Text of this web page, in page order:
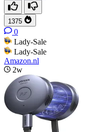
1375
0
Lady-Sale
Lady-Sale
Amazon.nl
2w